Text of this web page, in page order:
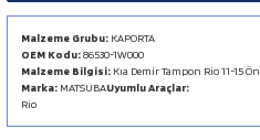
Malzeme Grubu: KAPORTA
OEM Kodu:86530-1W000
Malzeme Bilgisi: Kıa Demir Tampon Rio 11-15 Ön
Marka: MATSUBAUyumlu Araçlar:
Rio